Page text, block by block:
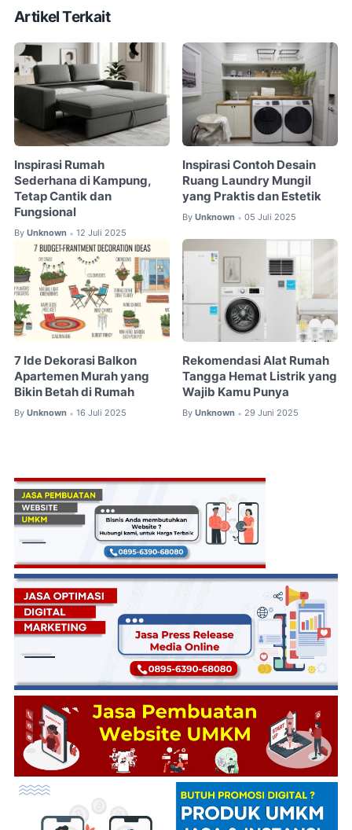
Artikel Terkait
Inspirasi Rumah
Sederhana di Kampung,
Tetap Cantik dan
Fungsional
By Unknown • 12 Juli 2025
Inspirasi Contoh Desain
Ruang Laundry Mungil
yang Praktis dan Estetik
By Unknown • 05 Juli 2025
7 Ide Dekorasi Balkon
Apartemen Murah yang
Bikin Betah di Rumah
By Unknown • 16 Juli 2025
Rekomendasi Alat Rumah
Tangga Hemat Listrik yang
Wajib Kamu Punya
By Unknown • 29 Juni 2025